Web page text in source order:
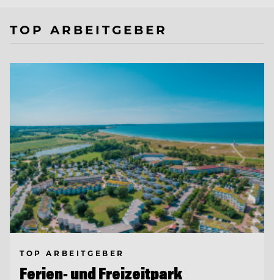
TOP ARBEITGEBER
TOP ARBEITGEBER
Ferien- und Freizeitpark